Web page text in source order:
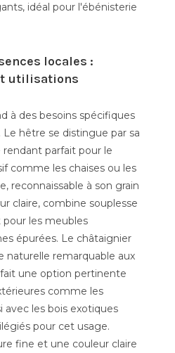
idéal pour l'ébénisterie
locales :
utilisations
à des besoins spécifiques
Le hêtre se distingue par sa
parfait pour le
comme les chaises ou les
reconnaissable à son grain
claire, combine souplesse
pour les meubles
épurées. Le châtaignier
naturelle remarquable aux
une option pertinente
comme les
avec les bois exotiques
pour cet usage.
fine et une couleur claire